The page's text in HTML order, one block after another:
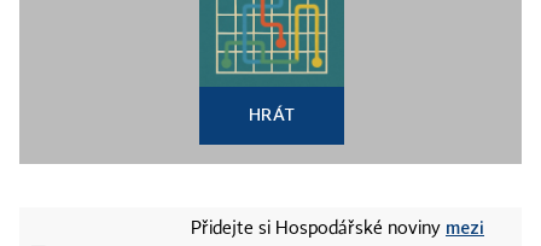
HRÁT
Přidejte si Hospodářské noviny mezi